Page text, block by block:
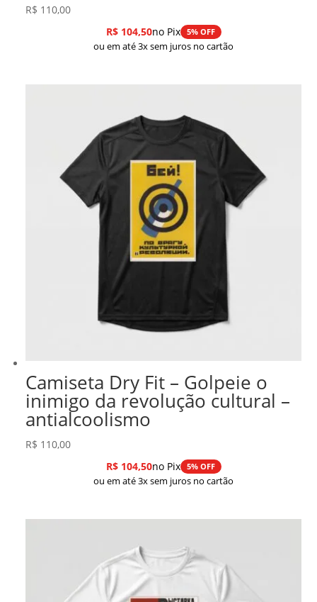
R$ 110,00
R$104,50no Pix 5% OFF
ou em até 3x sem juros no cartão
Camiseta Dry Fit – Golpeie o
inimigo da revolução cultural –
antialcoolismo
R$ 110,00
R$104,50no Pix 5% OFF
ou em até 3x sem juros no cartão